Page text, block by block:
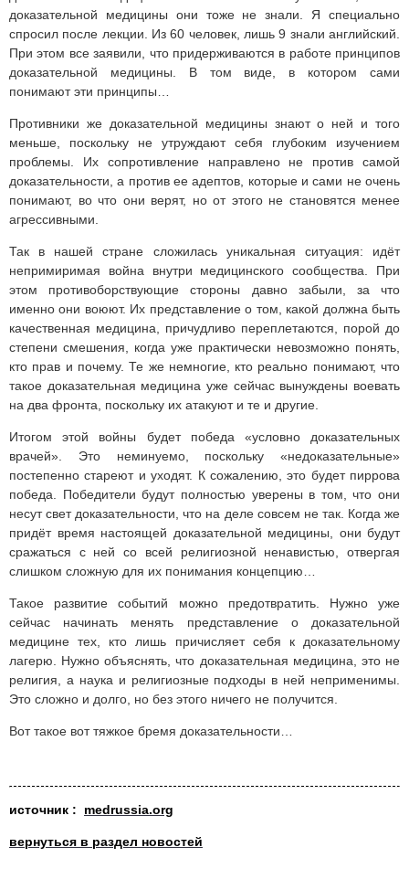
доказательной медицины они тоже не знали. Я специально
спросил после лекции. Из 60 человек, лишь 9 знали английский.
При этом все заявили, что придерживаются в работе принципов
доказательной медицины. В том виде, в котором сами
понимают эти принципы…
Противники же доказательной медицины знают о ней и того
меньше, поскольку не утруждают себя глубоким изучением
проблемы. Их сопротивление направлено не против самой
доказательности, а против ее адептов, которые и сами не очень
понимают, во что они верят, но от этого не становятся менее
агрессивными.
Так в нашей стране сложилась уникальная ситуация: идёт
непримиримая война внутри медицинского сообщества. При
этом противоборствующие стороны давно забыли, за что
именно они воюют. Их представление о том, какой должна быть
качественная медицина, причудливо переплетаются, порой до
степени смешения, когда уже практически невозможно понять,
кто прав и почему. Те же немногие, кто реально понимают, что
такое доказательная медицина уже сейчас вынуждены воевать
на два фронта, поскольку их атакуют и те и другие.
Итогом этой войны будет победа «условно доказательных
врачей». Это неминуемо, поскольку «недоказательные»
постепенно стареют и уходят. К сожалению, это будет пиррова
победа. Победители будут полностью уверены в том, что они
несут свет доказательности, что на деле совсем не так. Когда же
придёт время настоящей доказательной медицины, они будут
сражаться с ней со всей религиозной ненавистью, отвергая
слишком сложную для их понимания концепцию…
Такое развитие событий можно предотвратить. Нужно уже
сейчас начинать менять представление о доказательной
медицине тех, кто лишь причисляет себя к доказательному
лагерю. Нужно объяснять, что доказательная медицина, это не
религия, а наука и религиозные подходы в ней неприменимы.
Это сложно и долго, но без этого ничего не получится.
Вот такое вот тяжкое бремя доказательности…
источник : medrussia.org
вернуться в раздел новостей